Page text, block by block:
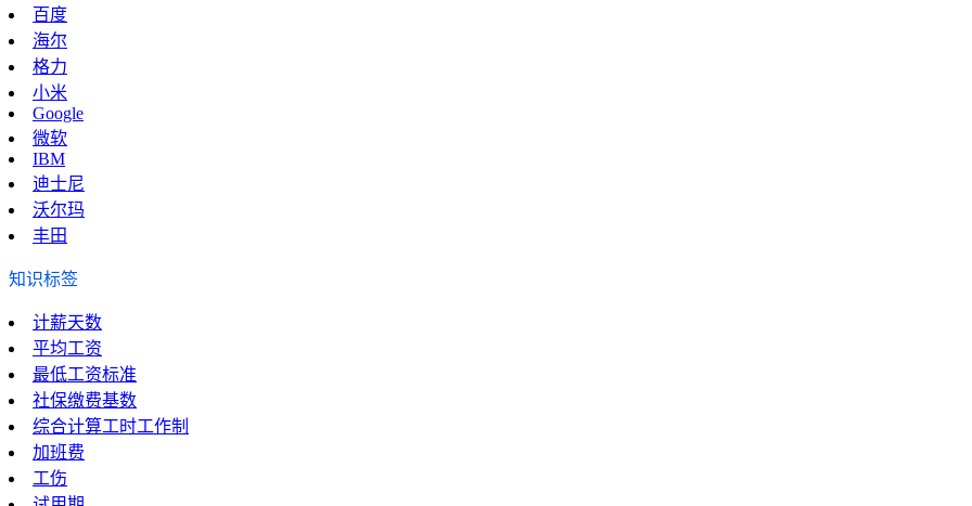
百度
海尔
格力
小米
Google
微软
IBM
迪士尼
沃尔玛
丰田
知识标签
计薪天数
平均工资
最低工资标准
社保缴费基数
综合计算工时工作制
加班费
工伤